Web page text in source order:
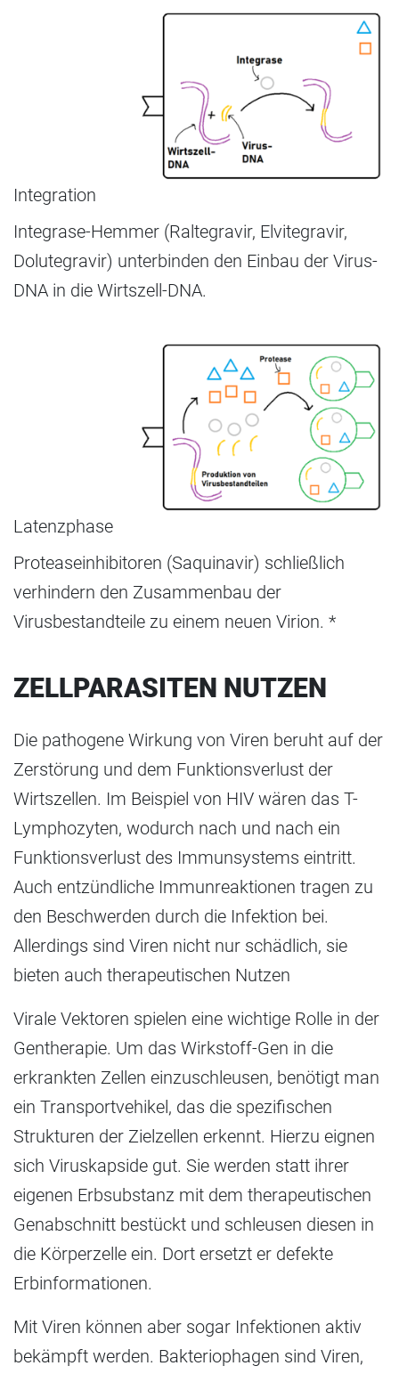
Integration
Integrase-Hemmer (Raltegravir, Elvitegravir,
Dolutegravir) unterbinden den Einbau der Virus-
DNA in die Wirtszell-DNA.
Latenzphase
Proteaseinhibitoren (Saquinavir) schließlich
verhindern den Zusammenbau der
Virusbestandteile zu einem neuen Virion. *
ZELLPARASITEN NUTZEN
Die pathogene Wirkung von Viren beruht auf der
Zerstörung und dem Funktionsverlust der
Wirtszellen. Im Beispiel von HIV wären das T-
Lymphozyten, wodurch nach und nach ein
Funktionsverlust des Immunsystems eintritt.
Auch entzündliche Immunreaktionen tragen zu
den Beschwerden durch die Infektion bei.
Allerdings sind Viren nicht nur schädlich, sie
bieten auch therapeutischen Nutzen
Virale Vektoren spielen eine wichtige Rolle in der
Gentherapie. Um das Wirkstoff-Gen in die
erkrankten Zellen einzuschleusen, benötigt man
ein Transportvehikel, das die spezifischen
Strukturen der Zielzellen erkennt. Hierzu eignen
sich Viruskapside gut. Sie werden statt ihrer
eigenen Erbsubstanz mit dem therapeutischen
Genabschnitt bestückt und schleusen diesen in
die Körperzelle ein. Dort ersetzt er defekte
Erbinformationen.
Mit Viren können aber sogar Infektionen aktiv
bekämpft werden. Bakteriophagen sind Viren,